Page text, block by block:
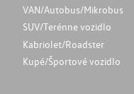
VAN/Autobus/Mikrobus
SUV/Terénne vozidlo
Kabriolet/Roadster
Kupé/Športové vozidlo